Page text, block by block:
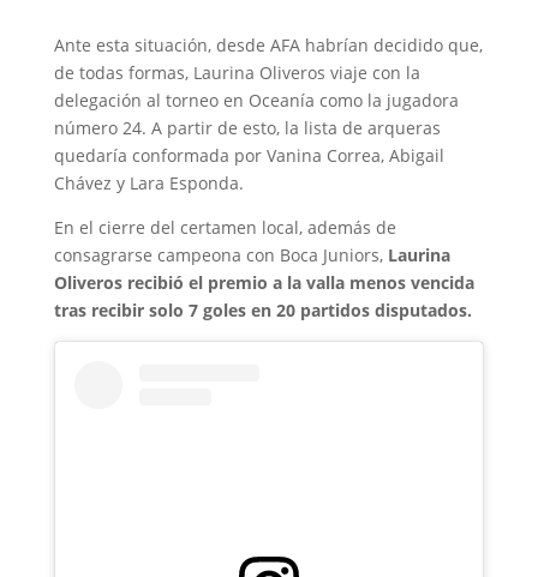
Ante esta situación, desde AFA habrían decidido que,
de todas formas, Laurina Oliveros viaje con la
delegación al torneo en Oceanía como la jugadora
número 24. A partir de esto, la lista de arqueras
quedaría conformada por Vanina Correa, Abigail
Chávez y Lara Esponda.
En el cierre del certamen local, además de
consagrarse campeona con Boca Juniors, Laurina
Oliveros recibió el premio a la valla menos vencida
tras recibir solo 7 goles en 20 partidos disputados.